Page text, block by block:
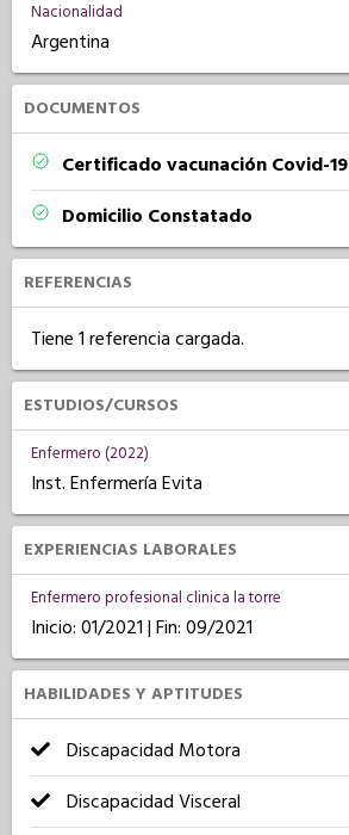
Nacionalidad
Argentina
DOCUMENTOS
Certificado vacunación Covid-19
Domicilio Constatado
REFERENCIAS
Tiene 1 referencia cargada.
ESTUDIOS/CURSOS
Enfermero (2022)
Inst. Enfermería Evita
EXPERIENCIAS LABORALES
Enfermero profesional clinica la torre
Inicio: 01/2021 | Fin: 09/2021
HABILIDADES Y APTITUDES
Discapacidad Motora
Discapacidad Visceral